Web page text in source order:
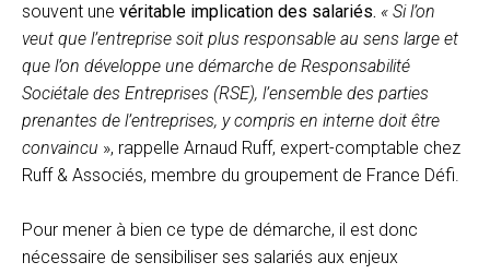
souvent une véritable implication des salariés. « Si l’on
veut que l’entreprise soit plus responsable au sens large et
que l’on développe une démarche de Responsabilité
Sociétale des Entreprises (RSE), l’ensemble des parties
prenantes de l’entreprises, y compris en interne doit être
convaincu », rappelle Arnaud Ruff, expert-comptable chez
Ruff & Associés, membre du groupement de France Défi.
Pour mener à bien ce type de démarche, il est donc
nécessaire de sensibiliser ses salariés aux enjeux